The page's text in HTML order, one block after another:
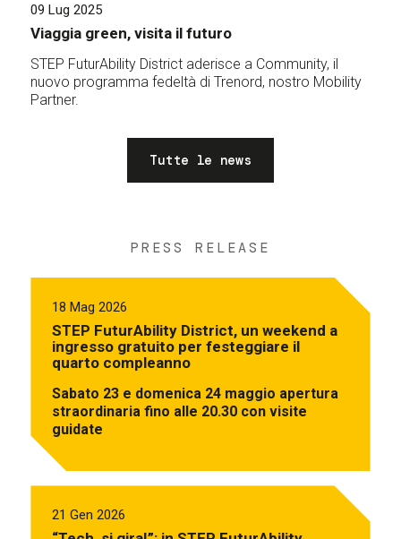
09 Lug 2025
Viaggia green, visita il futuro
STEP FuturAbility District aderisce a Community, il
nuovo programma fedeltà di Trenord, nostro Mobility
Partner.
Tutte le news
PRESS RELEASE
18 Mag 2026
STEP FuturAbility District, un weekend a
ingresso gratuito per festeggiare il
quarto compleanno
Sabato 23 e domenica 24 maggio apertura
straordinaria fino alle 20.30 con visite
guidate
21 Gen 2026